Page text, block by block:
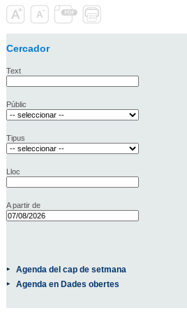
Cercador
Text
Públic
Tipus
Lloc
A partir de
Agenda del cap de setmana
Agenda en Dades obertes